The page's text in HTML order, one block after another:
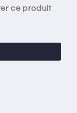
ce produit